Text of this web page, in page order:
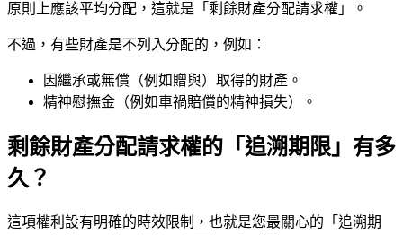
原則上應該平均分配，這就是「剩餘財產分配請求權」。
不過，有些財產是不列入分配的，例如：
因繼承或無償（例如贈與）取得的財產。
精神慰撫金（例如車禍賠償的精神損失）。
剩餘財產分配請求權的「追溯期限」有多
久？
這項權利設有明確的時效限制，也就是您最關心的「追溯期